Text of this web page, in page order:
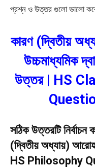
প্রশ্ন ও উত্তর গুলো ভালো
কারণ (দ্বিতীয়
উচ্চমাধ্যমিক
উত্তর | HS
সঠিক উত্তরটি
(দ্বিতীয় অধ্যায়)
HS Philosophy